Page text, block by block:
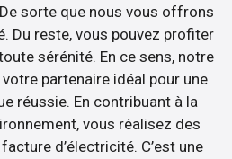
sorte que nous vous offrons
Du reste, vous pouvez profiter
sérénité. En ce sens, notre
partenaire idéal pour une
réussie. En contribuant à la
vous réalisez des
d’électricité. C’est une